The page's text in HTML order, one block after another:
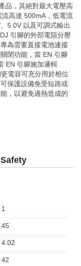
品，其絕對最大電壓高
高達 500mA，低電流
5.0V 以及可調式輸出
引腳的外部電阻分壓
為需要直接電池連接
閉功能，當 EN 引腳
EN 引腳施加邏輯
電容可充分用於相位
保護設備免受短路或
，以避免過熱造成的
1
45
4.02
42